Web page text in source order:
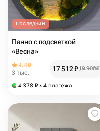
Последний
Панно с подсветкой
«Весна»
4.48
3 тыс.
17 512₽ 19 900₽
4 378 ₽ × 4 платежа